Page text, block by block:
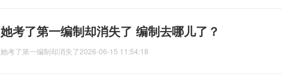
她考了第一编制却消失了 编制去哪儿了？
她考了第一编制却消失了2026-06-15 11:54:18